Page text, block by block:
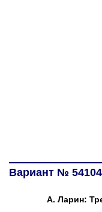
Вариант №
А. Ларин: